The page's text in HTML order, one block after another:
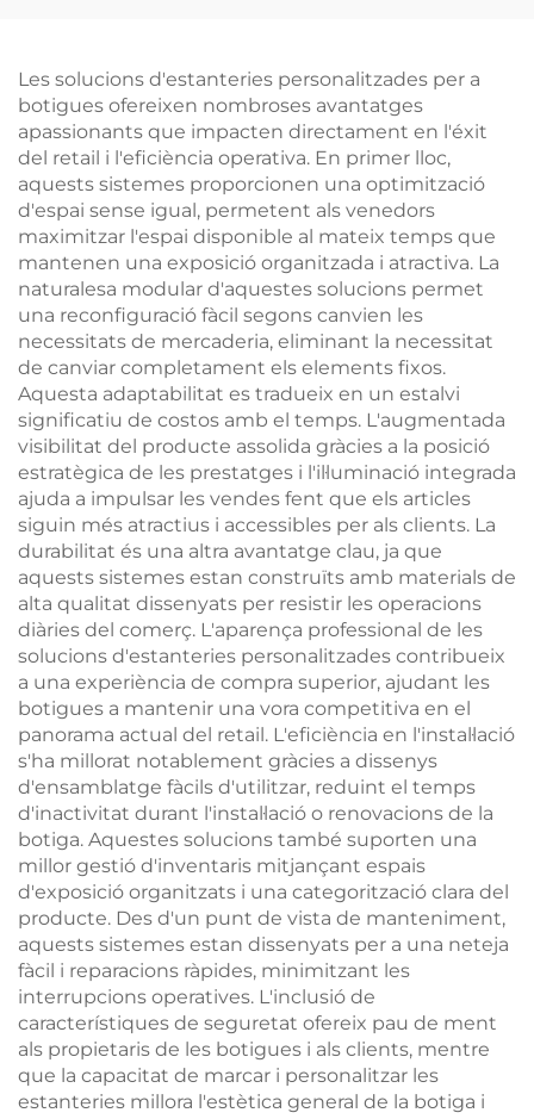
Les solucions d'estanteries personalitzades per a
botigues ofereixen nombroses avantatges
apassionants que impacten directament en l'éxit
del retail i l'eficiència operativa. En primer lloc,
aquests sistemes proporcionen una optimització
d'espai sense igual, permetent als venedors
maximitzar l'espai disponible al mateix temps que
mantenen una exposició organitzada i atractiva. La
naturalesa modular d'aquestes solucions permet
una reconfiguració fàcil segons canvien les
necessitats de mercaderia, eliminant la necessitat
de canviar completament els elements fixos.
Aquesta adaptabilitat es tradueix en un estalvi
significatiu de costos amb el temps. L'augmentada
visibilitat del producte assolida gràcies a la posició
estratègica de les prestatges i l'il·luminació integrada
ajuda a impulsar les vendes fent que els articles
siguin més atractius i accessibles per als clients. La
durabilitat és una altra avantatge clau, ja que
aquests sistemes estan construïts amb materials de
alta qualitat dissenyats per resistir les operacions
diàries del comerç. L'aparença professional de les
solucions d'estanteries personalitzades contribueix
a una experiència de compra superior, ajudant les
botigues a mantenir una vora competitiva en el
panorama actual del retail. L'eficiència en l'instal·lació
s'ha millorat notablement gràcies a dissenys
d'ensamblatge fàcils d'utilitzar, reduint el temps
d'inactivitat durant l'instal·lació o renovacions de la
botiga. Aquestes solucions també suporten una
millor gestió d'inventaris mitjançant espais
d'exposició organitzats i una categorització clara del
producte. Des d'un punt de vista de manteniment,
aquests sistemes estan dissenyats per a una neteja
fàcil i reparacions ràpides, minimitzant les
interrupcions operatives. L'inclusió de
característiques de seguretat ofereix pau de ment
als propietaris de les botigues i als clients, mentre
que la capacitat de marcar i personalitzar les
estanteries millora l'estètica general de la botiga i